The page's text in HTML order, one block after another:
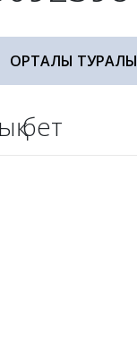
ОРТАЛЫҚ ТУРАЛЫ
бет